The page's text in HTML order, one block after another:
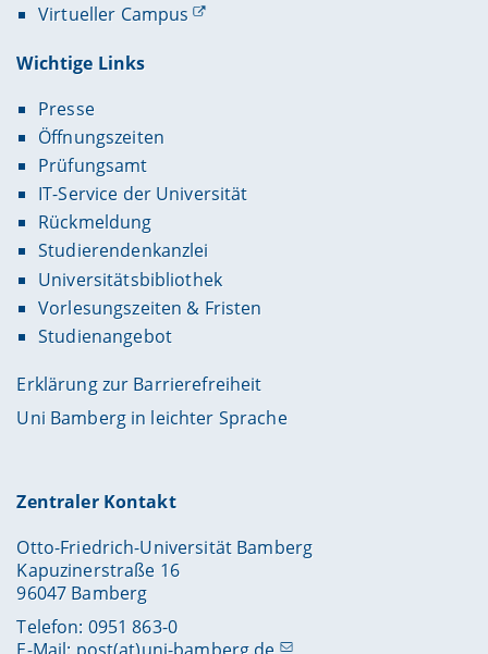
Virtueller Campus
Wichtige Links
Presse
Öffnungszeiten
Prüfungsamt
IT-Service der Universität
Rückmeldung
Studierendenkanzlei
Universitätsbibliothek
Vorlesungszeiten & Fristen
Studienangebot
Erklärung zur Barrierefreiheit
Uni Bamberg in leichter Sprache
Zentraler Kontakt
Otto-Friedrich-Universität Bamberg
Kapuzinerstraße 16
96047 Bamberg
Telefon: 0951 863-0